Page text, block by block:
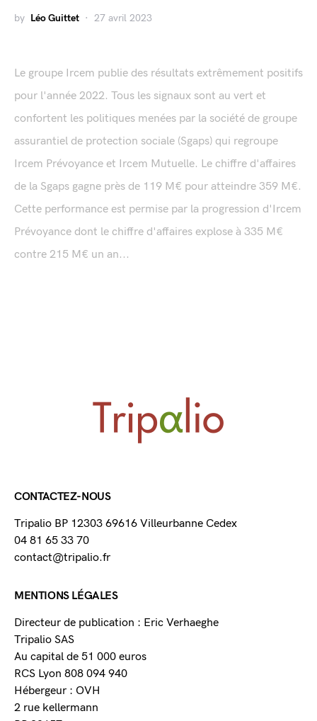
by Léo Guittet 27 avril 2023
Le groupe Ircem publie des résultats extrêmement positifs
pour l'année 2022. Tous les signaux sont au vert et
confortent les politiques menées par la société de groupe
assurantiel de protection sociale (Sgaps) qui regroupe
Ircem Prévoyance et Ircem Mutuelle. Le chiffre d'affaires
de la Sgaps gagne près de 119 M€ pour atteindre 359 M€.
Cette performance est permise par la progression d'Ircem
Prévoyance dont le chiffre d'affaires explose à 335 M€
contre 215 M€ un an...
CONTACTEZ-NOUS
Tripalio BP 12303 69616 Villeurbanne Cedex
04 81 65 33 70
contact@tripalio.fr
MENTIONS LÉGALES
Directeur de publication : Eric Verhaeghe
Tripalio SAS
Au capital de 51 000 euros
RCS Lyon 808 094 940
Hébergeur : OVH
2 rue kellermann